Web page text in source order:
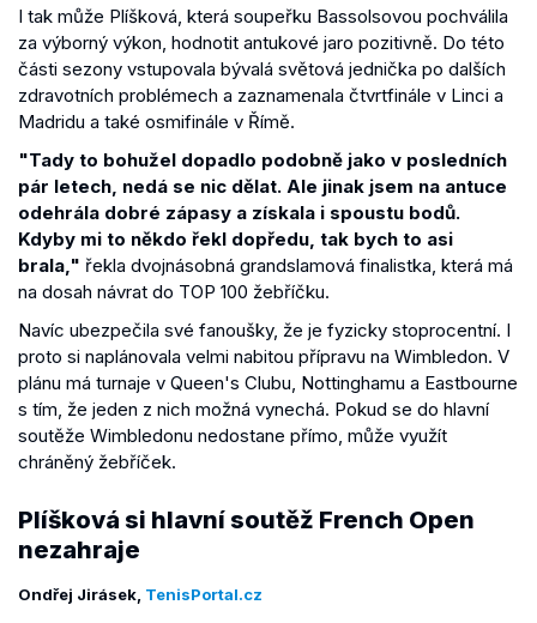
I tak může Plíšková, která soupeřku Bassolsovou pochválila
za výborný výkon, hodnotit antukové jaro pozitivně. Do této
části sezony vstupovala bývalá světová jednička po dalších
zdravotních problémech a zaznamenala čtvrtfinále v Linci a
Madridu a také osmifinále v Římě.
"Tady to bohužel dopadlo podobně jako v posledních
pár letech, nedá se nic dělat. Ale jinak jsem na antuce
odehrála dobré zápasy a získala i spoustu bodů.
Kdyby mi to někdo řekl dopředu, tak bych to asi
brala," řekla dvojnásobná grandslamová finalistka, která má
na dosah návrat do TOP 100 žebříčku.
Navíc ubezpečila své fanoušky, že je fyzicky stoprocentní. I
proto si naplánovala velmi nabitou přípravu na Wimbledon. V
plánu má turnaje v Queen's Clubu, Nottinghamu a Eastbourne
s tím, že jeden z nich možná vynechá. Pokud se do hlavní
soutěže Wimbledonu nedostane přímo, může využít
chráněný žebříček.
Plíšková si hlavní soutěž French Open
nezahraje
Ondřej Jirásek, TenisPortal.cz